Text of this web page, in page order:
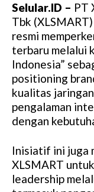
Selular.ID – PT
Tbk
resmi
terbaru melalui
Indonesia”
positioning
kualitas
pengalaman
dengan
Inisiatif ini juga
XLSMART
leadership